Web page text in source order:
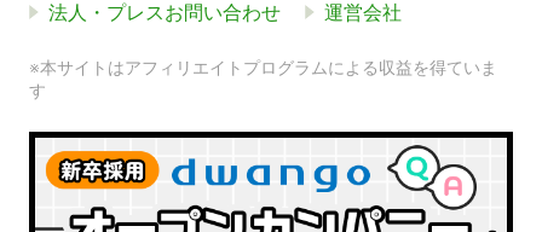
法人・プレスお問い合わせ 運営会社
※本サイトはアフィリエイトプログラムによる収益を得ていま
す